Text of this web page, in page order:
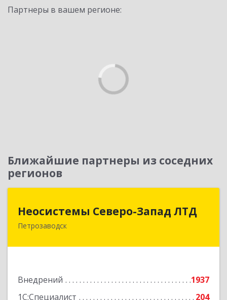
Партнеры в вашем регионе:
Ближайшие партнеры из соседних
регионов
Неосистемы Северо-Запад ЛТД
Петрозаводск
Внедрений
1937
1С:Специалист
204
185001, Карелия Респ, Петрозаводск г,
Подробнее